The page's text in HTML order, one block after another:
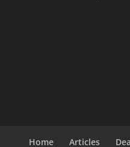
Home Articles